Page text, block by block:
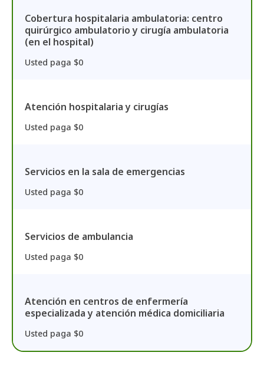
Cobertura hospitalaria ambulatoria: centro
quirúrgico ambulatorio y cirugía ambulatoria
(en el hospital)
Usted paga $0
Atención hospitalaria y cirugías
Usted paga $0
Servicios en la sala de emergencias
Usted paga $0
Servicios de ambulancia
Usted paga $0
Atención en centros de enfermería
especializada y atención médica domiciliaria
Usted paga $0